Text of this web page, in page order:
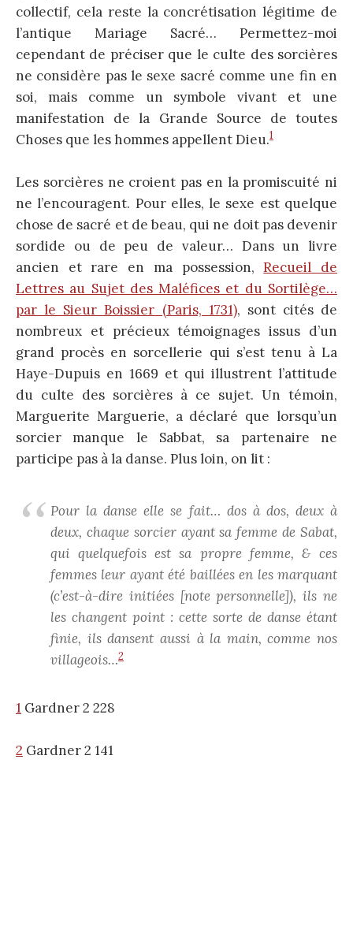
collectif, cela reste la concrétisation légitime de
l’antique Mariage Sacré… Permettez-moi
cependant de préciser que le culte des sorcières
ne considère pas le sexe sacré comme une fin en
soi, mais comme un symbole vivant et une
manifestation de la Grande Source de toutes
Choses que les hommes appellent Dieu.1
Les sorcières ne croient pas en la promiscuité ni
ne l’encouragent. Pour elles, le sexe est quelque
chose de sacré et de beau, qui ne doit pas devenir
sordide ou de peu de valeur… Dans un livre
ancien et rare en ma possession,Recueil de
Lettres au Sujet des Maléfices et du Sortilège…
par le Sieur Boissier (Paris, 1731), sont cités de
nombreux et précieux témoignages issus d’un
grand procès en sorcellerie qui s’est tenu à La
Haye-Dupuis en 1669 et qui illustrent l’attitude
du culte des sorcières à ce sujet. Un témoin,
Marguerite Marguerie, a déclaré que lorsqu’un
sorcier manque le Sabbat, sa partenaire ne
participe pas à la danse. Plus loin, on lit :
Pour la danse elle se fait… dos à dos, deux à
deux, chaque sorcier ayant sa femme de Sabat,
qui quelquefois est sa propre femme, & ces
femmes leur ayant été baillées en les marquant
(c’est-à-dire initiées [note personnelle]), ils ne
les changent point : cette sorte de danse étant
finie, ils dansent aussi à la main, comme nos
villageois…2
1 Gardner 2 228
2 Gardner 2 141